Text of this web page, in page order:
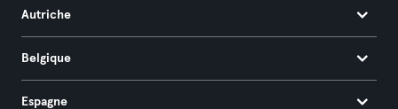
Autriche
Belgique
Espagne